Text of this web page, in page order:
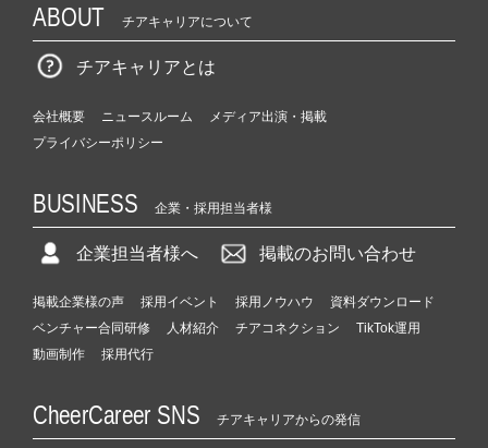
ABOUT チアキャリアについて
チアキャリアとは
会社概要 ニュースルーム
メディア出演・掲載
プライバシーポリシー
BUSINESS 企業・採用担当者様
企業担当者様へ 掲載のお問い合わせ
掲載企業様の声 採用イベント 採用ノウハウ
資料ダウンロード
ベンチャー合同研修
人材紹介 チアコネクション
TikTok運用
動画制作
採用代行
CheerCareer SNS チアキャリアからの発信